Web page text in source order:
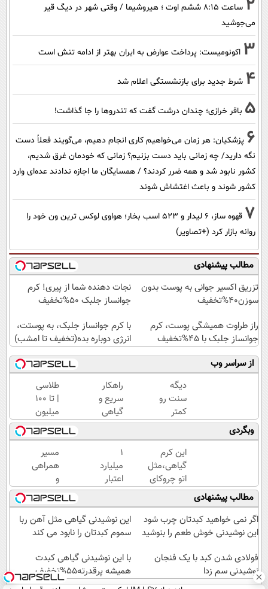
ساعت ۸:۱۵ ششم اوت ؛ هیروشیما / وقتی شهر در دیگ قیر
می‌جوشید
3 اکونومیست: پرداخت عوارض به ایران بهتر از ادامه تنش است
4 شرط جدید برای بازنشستگی اعلام شد
5 باقر خرازی؛ چندان درشت گفت که تندروها را جا گذاشت!
6 پزشکیان: هر زمان می‌خواهیم کاری انجام دهیم، می‌گویند فعلاً دست
نگه دارید/ چه زمانی باید دست بزنیم؟ زمانی که خودمان غرق شدیم،
کشور نابود شد و همه ضرر کردند؟ / همسایگان ما اجازه ندادند عده‌ای وارد
کشور شوند و باعث اغتشاش شوند
7
قهوه ساز، 6 لیدار و 523 اسب بخار؛ هواوی لوکس ترین ون خود را
روانه بازار کرد (+تصاویر)
مطالب پیشنهادی
تزریق اکسیر جوانی به پوست بدون
سوزن40%تخفیف
نجات دهنده شما از پیری! کرم
جوانساز جلبک 50%تخفیف
راز طراوت همیشگی پوست، کرم
جوانساز جلبک با 45%تخفیف
با کرم جوانساز جلبک، به پوستت،
انرژی دوباره بده(تخفیف تا امشب)
از سراسر وب
دیگه
سنت رو
کمتر
حدس
میزنن😉
کرم
ضدچروک
گیاهی👈🏻
45%تخفیف
راهکار
سریع و
گیاهی
برای
جلوگیری
و درمان
پیری
پوست
طلاسی
| تا 100
میلیون
وام
آنی
خرید
طلا💰
ثبت
نام
کن!
وبگردی
این کرم
گیاهی،مثل
اتو چروکای
پوستتوصاف
میکنه!50%تخفیف
۱
میلیارد
اعتبار
خرید
طلا |
بدون
ضامن
مسیر
همراهی
و
گزارش
عملکرد
گروه
اسنپ
۱۴۰۴
مطالب پیشنهادی
اگر نمی خواهید کبدتان چرب شود
این نوشیدنی خوش طعم را بنوشید
این نوشیدنی گیاهی مثل آهن ربا
سموم کبدتان را نابود می کند
فولادی شدن کبد با یک فنجان
نوشیدنی سم زدا
با این نوشیدنی گیاهی کبدت
همیشه پرقدرته55%تخفیف